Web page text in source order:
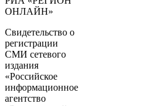
ОНЛАЙН»
Свидетельство о
регистрации
СМИ сетевого
издания
«Российское
информационное
агентство